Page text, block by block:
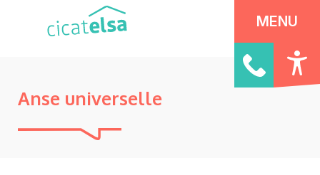
Panneau de gestion des cookies
MENU
Anse universelle